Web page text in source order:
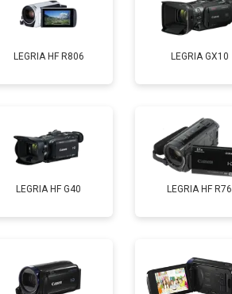
LEGRIA HF R806 LEGRIA GX10
LEGRIA HF G40 LEGRIA HF R76